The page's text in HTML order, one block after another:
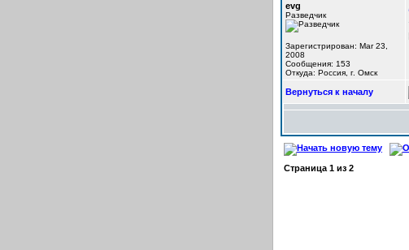
evg
Разведчик
Зарегистрирован: Mar 23,
2008
Сообщения: 153
Откуда: Россия, г. Омск
Вернуться к началу
Страница 1 из 2